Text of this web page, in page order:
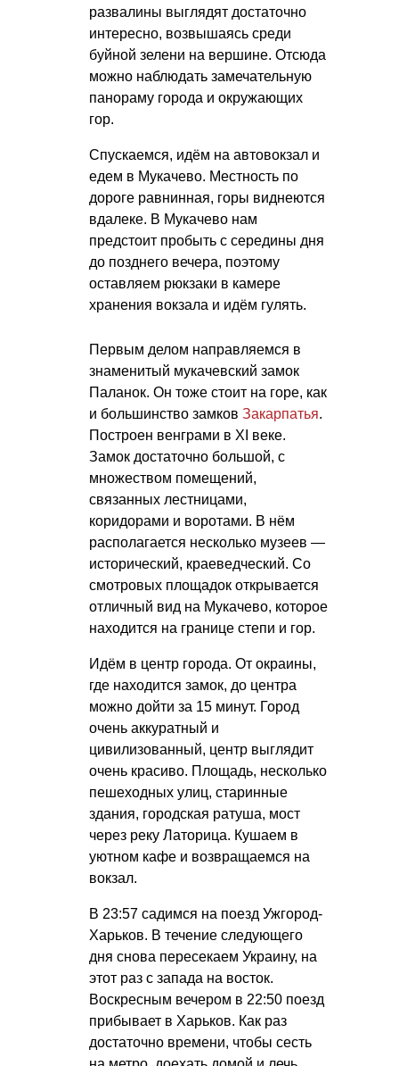
развалины выглядят достаточно
интересно, возвышаясь среди
буйной зелени на вершине. Отсюда
можно наблюдать замечательную
панораму города и окружающих
гор.
Спускаемся, идём на автовокзал и
едем в Мукачево. Местность по
дороге равнинная, горы виднеются
вдалеке. В Мукачево нам
предстоит пробыть с середины дня
до позднего вечера, поэтому
оставляем рюкзаки в камере
хранения вокзала и идём гулять.
Первым делом направляемся в
знаменитый мукачевский замок
Паланок. Он тоже стоит на горе, как
и большинство замков Закарпатья.
Построен венграми в XI веке.
Замок достаточно большой, с
множеством помещений,
связанных лестницами,
коридорами и воротами. В нём
располагается несколько музеев —
исторический, краеведческий. Со
смотровых площадок открывается
отличный вид на Мукачево, которое
находится на границе степи и гор.
Идём в центр города. От окраины,
где находится замок, до центра
можно дойти за 15 минут. Город
очень аккуратный и
цивилизованный, центр выглядит
очень красиво. Площадь, несколько
пешеходных улиц, старинные
здания, городская ратуша, мост
через реку Латорица. Кушаем в
уютном кафе и возвращаемся на
вокзал.
В 23:57 садимся на поезд Ужгород-
Харьков. В течение следующего
дня снова пересекаем Украину, на
этот раз с запада на восток.
Воскресным вечером в 22:50 поезд
прибывает в Харьков. Как раз
достаточно времени, чтобы сесть